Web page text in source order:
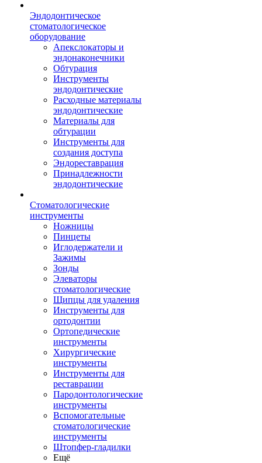
Эндодонтическое
стоматологическое
оборудование
Апекслокаторы и
эндонаконечники
Обтурация
Инструменты
эндодонтические
Расходные материалы
эндодонтические
Материалы для
обтурации
Инструменты для
создания доступа
Эндореставрация
Принадлежности
эндодонтические
Стоматологические
инструменты
Ножницы
Пинцеты
Иглодержатели и
Зажимы
Зонды
Элеваторы
стоматологические
Щипцы для удаления
Инструменты для
ортодонтии
Ортопедические
инструменты
Хирургические
инструменты
Инструменты для
реставрации
Пародонтологические
инструменты
Вспомогательные
стоматологические
инструменты
Штопфер-гладилки
Ещё